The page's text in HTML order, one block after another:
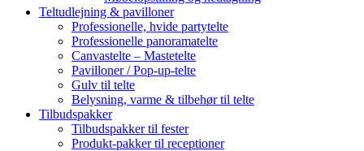
Teltudlejning & pavilloner
Professionelle, hvide partytelte
Professionelle panoramatelte
Canvastelte – Mastetelte
Pavilloner / Pop-up-telte
Gulv til telte
Belysning, varme & tilbehør til telte
Tilbudspakker
Tilbudspakker til fester
Produkt-pakker til receptioner